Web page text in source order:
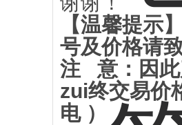
【温馨提示
号及价格请
注 意：因此
zui终交易价
电 ）